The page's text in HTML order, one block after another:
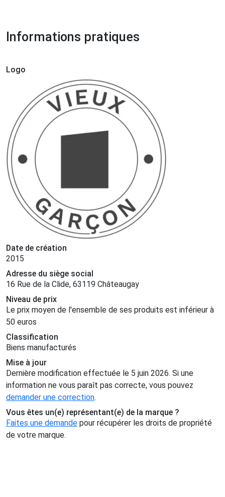
Informations pratiques
Logo
Date de création
2015
Adresse du siège social
16 Rue de la Clide, 63119 Châteaugay
Niveau de prix
Le prix moyen de l'ensemble de ses produits est inférieur à
50 euros
Classification
Biens manufacturés
Mise à jour
Dernière modification effectuée le 5 juin 2026. Si une
information ne vous paraît pas correcte, vous pouvez
demander une correction.
Vous êtes un(e) représentant(e) de la marque ?
Faites une demande pour récupérer les droits de propriété
de votre marque.